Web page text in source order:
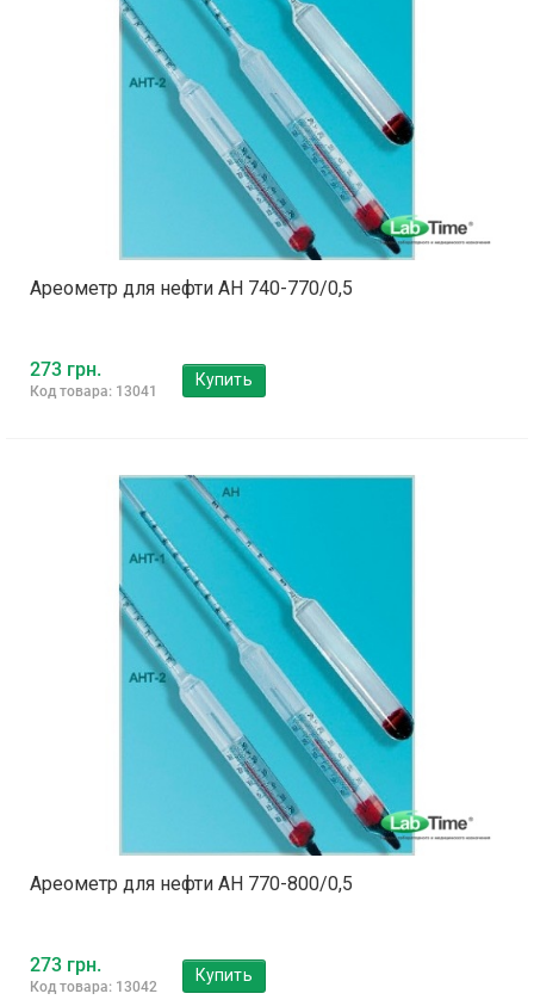
Ареометр для нефти АН 740-770/0,5
273 грн.
Код товара: 13041
Купить
Ареометр для нефти АН 770-800/0,5
273 грн.
Код товара: 13042
Купить